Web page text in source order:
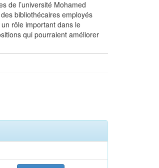
de l’université Mohamed
bibliothécaires employés
rôle important dans le
qui pourraient améliorer